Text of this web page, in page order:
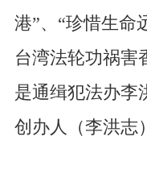
港”、“珍惜生命
台湾法轮功祸害
是通缉犯法办李
创办人（李洪志